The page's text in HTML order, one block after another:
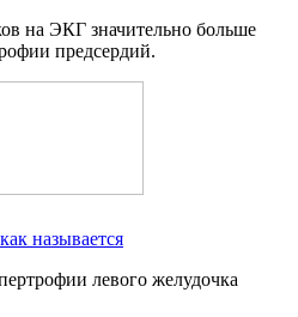
на ЭКГ значительно больше
предсердий.
называется
левого желудочка